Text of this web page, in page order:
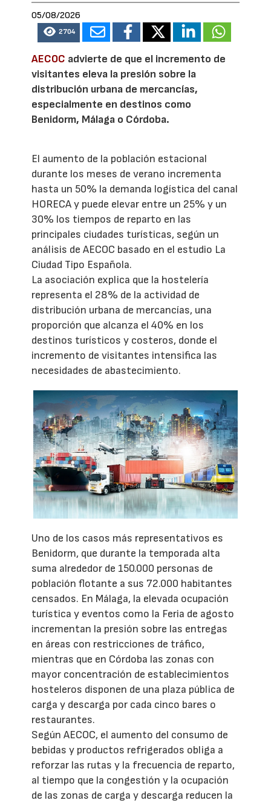
05/08/2026
2704
AECOC advierte de que el incremento de
visitantes eleva la presión sobre la
distribución urbana de mercancías,
especialmente en destinos como
Benidorm, Málaga o Córdoba.
El aumento de la población estacional
durante los meses de verano incrementa
hasta un 50% la demanda logística del canal
HORECA y puede elevar entre un 25% y un
30% los tiempos de reparto en las
principales ciudades turísticas, según un
análisis de AECOC basado en el estudio La
Ciudad Tipo Española.
La asociación explica que la hostelería
representa el 28% de la actividad de
distribución urbana de mercancías, una
proporción que alcanza el 40% en los
destinos turísticos y costeros, donde el
incremento de visitantes intensifica las
necesidades de abastecimiento.
Uno de los casos más representativos es
Benidorm, que durante la temporada alta
suma alrededor de 150.000 personas de
población flotante a sus 72.000 habitantes
censados. En Málaga, la elevada ocupación
turística y eventos como la Feria de agosto
incrementan la presión sobre las entregas
en áreas con restricciones de tráfico,
mientras que en Córdoba las zonas con
mayor concentración de establecimientos
hosteleros disponen de una plaza pública de
carga y descarga por cada cinco bares o
restaurantes.
Según AECOC, el aumento del consumo de
bebidas y productos refrigerados obliga a
reforzar las rutas y la frecuencia de reparto,
al tiempo que la congestión y la ocupación
de las zonas de carga y descarga reducen la